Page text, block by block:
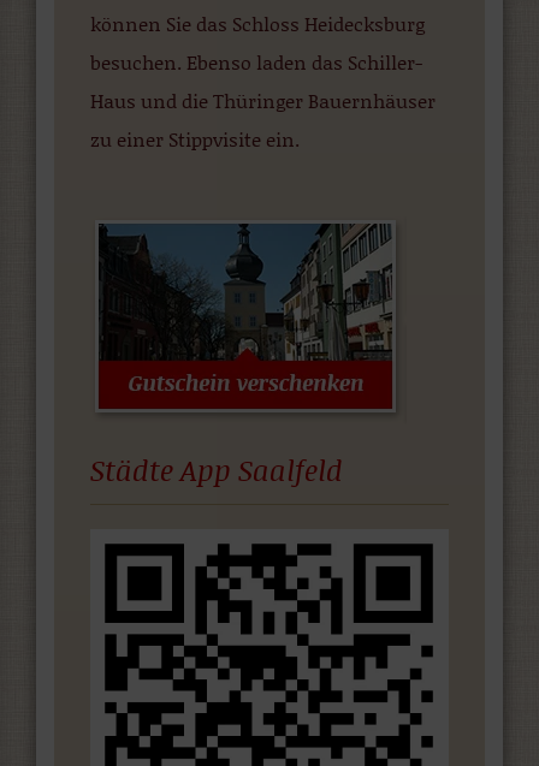
können Sie das Schloss Heidecksburg
besuchen. Ebenso laden das Schiller-
Haus und die Thüringer Bauernhäuser
zu einer Stippvisite ein.
Städte App Saalfeld